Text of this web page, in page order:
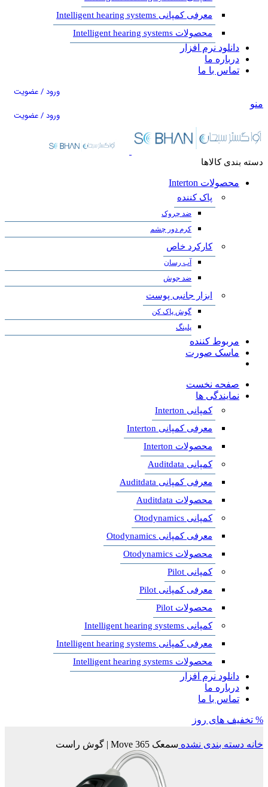
معرفی کمپانی Intelligent hearing systems
محصولات Intelligent hearing systems
دانلود نرم افزار
درباره ما
تماس با ما
ورود / عضویت
منو
ورود / عضویت
دسته بندی کالاها
محصولات Interton
پاک کننده
ضد چروک
کرم دور چشم
کارکرد خاص
آب رسان
ضد جوش
ابزار جانبی پوست
گوش پاک کن
پلینگ
مربوط کننده
ماسک صورت
صفحه نخست
نمایندگی ها
کمپانی Interton
معرفی کمپانی Interton
محصولات Interton
کمپانی Auditdata
معرفی کمپانی Auditdata
محصولات Auditdata
کمپانی Otodynamics
معرفی کمپانی Otodynamics
محصولات Otodynamics
کمپانی Pilot
معرفی کمپانی Pilot
محصولات Pilot
کمپانی Intelligent hearing systems
معرفی کمپانی Intelligent hearing systems
محصولات Intelligent hearing systems
دانلود نرم افزار
درباره ما
تماس با ما
% تخفیف های روز
خانه دسته بندی نشده سمعک Move 365 | گوش راست